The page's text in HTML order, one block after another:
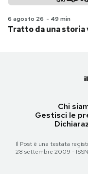
6 agosto 26 - 49 min
Tratto da una storia
Chi
Gestisci le
Il Post è una testata
28 settembre 2009 -